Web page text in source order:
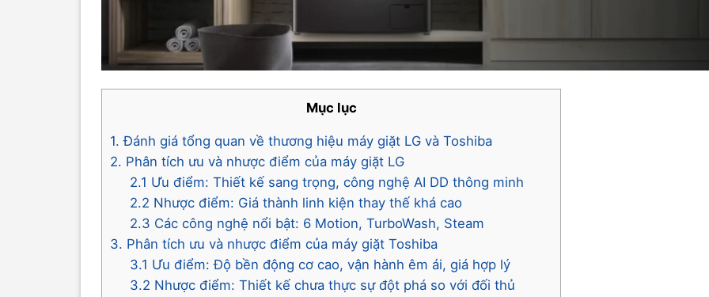
Mục lục
1. Đánh giá tổng quan về thương hiệu máy giặt LG và Toshiba
2. Phân tích ưu và nhược điểm của máy giặt LG
2.1 Ưu điểm: Thiết kế sang trọng, công nghệ AI DD thông minh
2.2 Nhược điểm: Giá thành linh kiện thay thế khá cao
2.3 Các công nghệ nổi bật: 6 Motion, TurboWash, Steam
3. Phân tích ưu và nhược điểm của máy giặt Toshiba
3.1 Ưu điểm: Độ bền động cơ cao, vận hành êm ái, giá hợp lý
3.2 Nhược điểm: Thiết kế chưa thực sự đột phá so với đối thủ